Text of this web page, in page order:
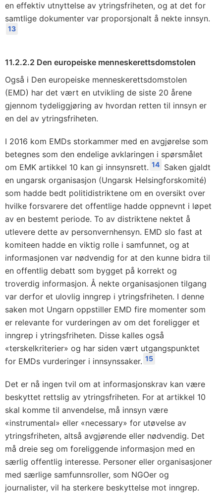
en effektiv utnyttelse av ytringsfriheten, og at det for
samtlige dokumenter var proporsjonalt å nekte innsyn.
13
11.2.2.2 Den europeiske menneskerettsdomstolen
Også i Den europeiske menneskerettsdomstolen
(EMD) har det vært en utvikling de siste 20 årene
gjennom tydeliggjøring av hvordan retten til innsyn er
en del av ytringsfriheten.
I 2016 kom EMDs storkammer med en avgjørelse som
betegnes som den endelige avklaringen i spørsmålet
om EMK artikkel 10 kan gi innsynsrett. 14 Saken gjaldt
en ungarsk organisasjon (Ungarsk Helsingforskomité)
som hadde bedt politidistriktene om en oversikt over
hvilke forsvarere det offentlige hadde oppnevnt i løpet
av en bestemt periode. To av distriktene nektet å
utlevere dette av personvernhensyn. EMD slo fast at
komiteen hadde en viktig rolle i samfunnet, og at
informasjonen var nødvendig for at den kunne bidra til
en offentlig debatt som bygget på korrekt og
troverdig informasjon. Å nekte organisasjonen tilgang
var derfor et ulovlig inngrep i ytringsfriheten. I denne
saken mot Ungarn oppstiller EMD fire momenter som
er relevante for vurderingen av om det foreligger et
inngrep i ytringsfriheten. Disse kalles også
«terskelkriterier» og har siden vært utgangspunktet
for EMDs vurderinger i innsynssaker. 15
Det er nå ingen tvil om at informasjonskrav kan være
beskyttet rettslig av ytringsfriheten. For at artikkel 10
skal komme til anvendelse, må innsyn være
«instrumental» eller «necessary» for utøvelse av
ytringsfriheten, altså avgjørende eller nødvendig. Det
må dreie seg om foreliggende informasjon med en
særlig offentlig interesse. Personer eller organisasjoner
med særlige samfunnsroller, som NGOer og
journalister, vil ha sterkere beskyttelse mot inngrep.